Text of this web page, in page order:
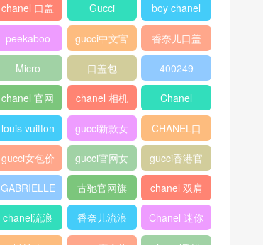
chanel 口盖
包
Gucci
boy chanel
口盖包
peekaboo
gucci中文官
网
香奈儿口盖
包2018
Micro
Luggage
口盖包 400249
chanel 官网
chanel 相机
包
Chanel
louis vuitton
gucci新款女
包
CHANEL口
盖包
gucci女包价
格
gucci官网女
包
gucci香港官
网
GABRIELLE
古驰官网旗
舰店
chanel 双肩
背包
chanel流浪
包价格
香奈儿流浪
包尺寸
Chanel 迷你
口盖包